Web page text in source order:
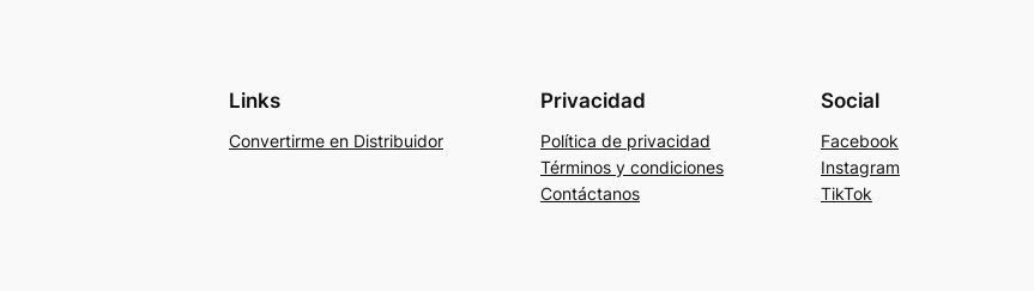
Links
Convertirme en Distribuidor
Privacidad
Política de privacidad
Términos y condiciones
Contáctanos
Social
Facebook
Instagram
TikTok